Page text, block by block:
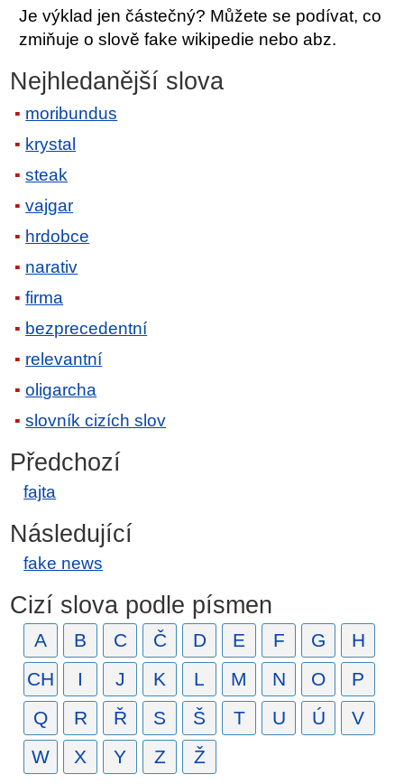
Je výklad jen částečný? Můžete se podívat, co
zmiňuje o slově fake wikipedie nebo abz.
Nejhledanější slova
moribundus
krystal
steak
vajgar
hrdobce
narativ
firma
bezprecedentní
relevantní
oligarcha
slovník cizích slov
Předchozí
fajta
Následující
fake news
Cizí slova podle písmen
A B C Č D E F G
H
CH
I J K L M N O
P
Q
R Ř S Š T U Ú
V
W
X Y Z Ž